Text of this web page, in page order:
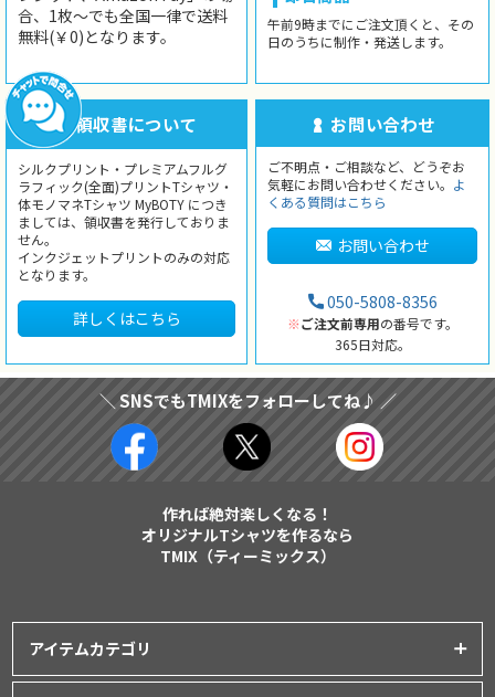
合、1枚〜でも全国一律で送料
無料(￥0)となります。
午前9時までにご注文頂くと、その
日のうちに制作・発送します。
領収書について
シルクプリント・プレミアムフルグ
ラフィック(全面)プリントTシャツ・
体モノマネTシャツ MyBOTY につき
ましては、領収書を発行しておりま
せん。
インクジェットプリントのみの対応
となります。
詳しくはこちら
お問い合わせ
ご不明点・ご相談など、どうぞお
気軽にお問い合わせください。 よ
くある質問はこちら
お問い合わせ
050-5808-8356
※ご注文前専用の番号です。
365日対応。
＼ SNSでもTMIXをフォローしてね♪ ／
作れば絶対楽しくなる！
オリジナルTシャツを作るなら
TMIX（ティーミックス）
アイテムカテゴリ